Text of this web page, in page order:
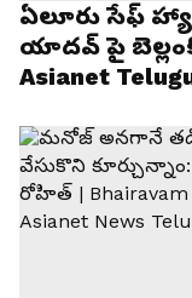
ఏలూరు సేఫ్
యాదవ్ పై
Asianet